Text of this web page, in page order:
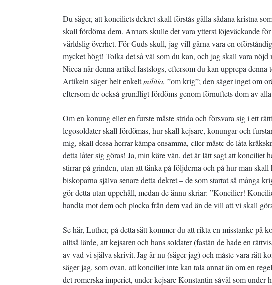
Du säger, att konciliets dekret skall förstås gälla sådana kristna
skall fördöma dem. Annars skulle det vara ytterst löjeväckande
världslig överhet. För Guds skull, jag vill gärna vara en
mycket högt! Tolka det så väl som du kan, och jag skall vara
Nicea när denna artikel fastslogs, eftersom du kan upprepa
Artikeln säger helt enkeltmilitia, ”om krig”; den säger inget om
eftersom de också grundligt fördöms genom förnuftets dom av
Om en konung eller en furste måste strida och försvara sig i ett
legosoldater skall fördömas, hur skall kejsare, konungar och
mig, skall dessa herrar kämpa ensamma, eller måste de låta
detta låter sig göras! Ja, min käre vän, det är lätt sagt att konciliet
stirrar på grinden, utan att tänka på följderna och på hur man
biskoparna själva senare detta dekret – de som startat så många
gör detta utan uppehåll, medan de ännu skriar: ”Koncilier!
handla mot dem och plocka från dem vad än de vill att vi skall
Se här, Luther, på detta sätt kommer du att rikta en misstanke
alltså lärde, att kejsaren och hans soldater (fastän de hade en
av vad vi själva skrivit. Jag är nu (säger jag) och måste vara rätt
säger jag, som ovan, att konciliet inte kan tala annat än om en
det romerska imperiet, under kejsare Konstantin såväl som